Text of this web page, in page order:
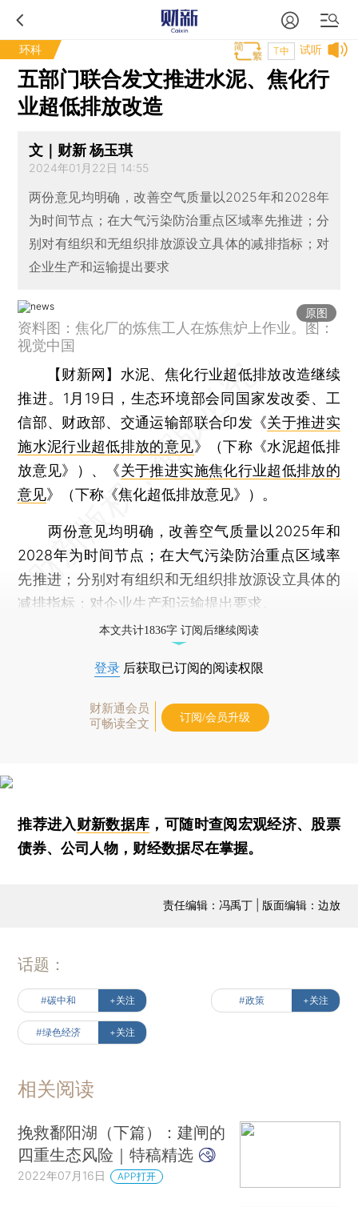
环科 试听
T中
五部门联合发文推进水泥、焦化行
业超低排放改造
文｜财新 杨玉琪
2024年01月22日 14:55
两份意见均明确，改善空气质量以2025年和2028年
为时间节点；在大气污染防治重点区域率先推进；分
别对有组织和无组织排放源设立具体的减排指标；对
企业生产和运输提出要求
原图
资料图：焦化厂的炼焦工人在炼焦炉上作业。图：
视觉中国
【财新网】 水泥、焦化行业超低排放改造继续
推进。1月19日，生态环境部会同国家发改委、工
信部、财政部、交通运输部联合印发《关于推进实
施水泥行业超低排放的意见》（下称《水泥超低排
放意见》）、《关于推进实施焦化行业超低排放的
意见》（下称《焦化超低排放意见》）。
两份意见均明确，改善空气质量以2025年和
2028年为时间节点；在大气污染防治重点区域率
先推进；分别对有组织和无组织排放源设立具体的
减排指标；对企业生产和运输提出要求。
本文共计1836字 订阅后继续阅读
登录 后获取已订阅的阅读权限
财新通会员
可畅读全文
订阅/会员升级
推荐进入财新数据库 ，可随时查阅宏观经济、股票
债券、公司人物，财经数据尽在掌握。
责任编辑：冯禹丁 | 版面编辑：边放
话题：
#碳中和 +关注 #政策 +关注
#绿色经济 +关注
相关阅读
挽救鄱阳湖（下篇）：建闸的
四重生态风险｜特稿精选
2022年07月16日 APP打开